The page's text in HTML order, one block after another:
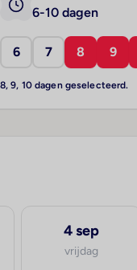
6-10 dagen
6 7 8 9
8, 9, 10 dagen geselecteerd.
4 sep
vrijdag